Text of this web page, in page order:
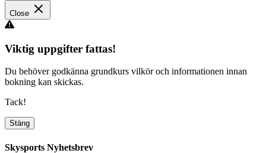
Close
Viktig uppgifter fattas!
Du behöver godkänna grundkurs vilkör och informationen innan
bokning kan skickas.
Tack!
Stäng
Skysports Nyhetsbrev